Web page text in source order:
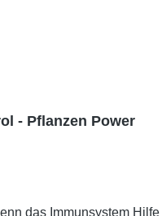
- Pflanzen Power
das Immunsystem